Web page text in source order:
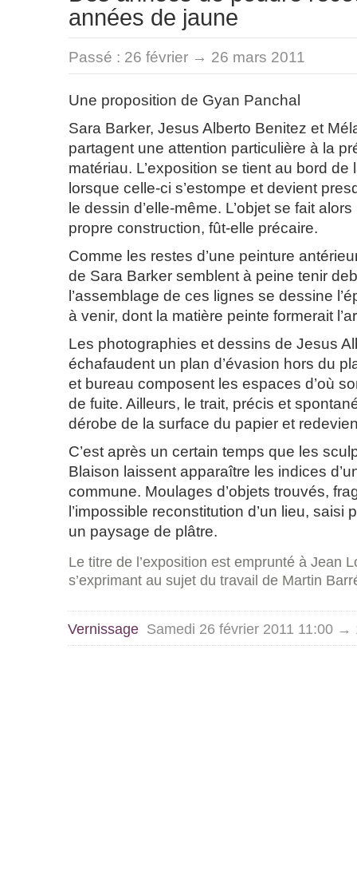
années de jaune
Passé : 26 février → 26 mars 2011
Une proposition de Gyan Panchal
Sara Barker, Jesus Alberto Benitez et
partagent une attention particulière à la
matériau. L’exposition se tient au bord de
lorsque celle-ci s’estompe et devient
le dessin d’elle-même. L’objet se fait
propre construction, fût-elle précaire.
Comme les restes d’une peinture
de Sara Barker semblent à peine tenir
l’assemblage de ces lignes se dessine
à venir, dont la matière peinte formerait
Les photographies et dessins de Jesus
échafaudent un plan d’évasion hors du
et bureau composent les espaces d’où
de fuite. Ailleurs, le trait, précis et
dérobe de la surface du papier et
C’est après un certain temps que les
Blaison laissent apparaître les indices
commune. Moulages d’objets trouvés,
l’impossible reconstitution d’un lieu, saisi
un paysage de plâtre.
Le titre de l’exposition est emprunté à Jean
s’exprimant au sujet du travail de Martin
Vernissage Samedi 26 février 2011 11:00 →